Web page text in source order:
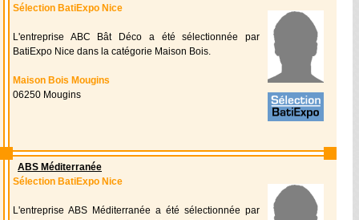
Sélection BatiExpo Nice
L'entreprise ABC Bât Déco a été sélectionnée par
BatiExpo Nice dans la catégorie Maison Bois.
Maison Bois Mougins
06250 Mougins
ABS Méditerranée
Sélection BatiExpo Nice
L'entreprise ABS Méditerranée a été sélectionnée par